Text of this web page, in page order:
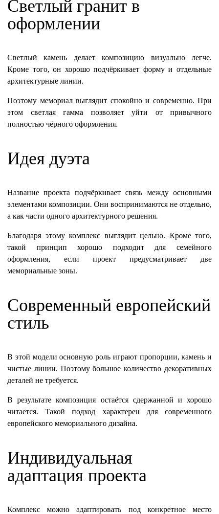
Светлый гранит в
оформлении
Светлый камень делает композицию визуально легче.
Кроме того, он хорошо подчёркивает форму и отдельные
архитектурные линии.
Поэтому мемориал выглядит спокойно и современно. При
этом светлая гамма позволяет уйти от привычного
полностью чёрного оформления.
Идея дуэта
Название проекта подчёркивает связь между основными
элементами композиции. Они воспринимаются не отдельно,
а как части одного архитектурного решения.
Благодаря этому комплекс выглядит цельно. Кроме того,
такой принцип хорошо подходит для семейного
оформления, если проект предусматривает две
мемориальные зоны.
Современный европейский
стиль
В этой модели основную роль играют пропорции, камень и
чистые линии. Поэтому большое количество декоративных
деталей не требуется.
В результате композиция остаётся сдержанной и хорошо
читается. Такой подход характерен для современного
европейского мемориального дизайна.
Индивидуальная
адаптация проекта
Комплекс можно адаптировать под конкретное место